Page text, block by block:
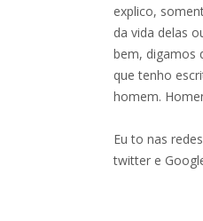
explico,
da vida delas
bem, digamos
que tenho
homem.
Eu to nas
twitter e